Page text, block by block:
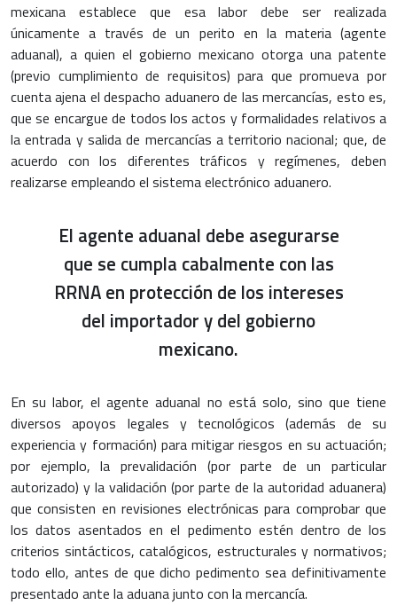
mexicana establece que esa labor debe ser realizada
únicamente a través de un perito en la materia (agente
aduanal), a quien el gobierno mexicano otorga una patente
(previo cumplimiento de requisitos) para que promueva por
cuenta ajena el despacho aduanero de las mercancías, esto es,
que se encargue de todos los actos y formalidades relativos a
la entrada y salida de mercancías a territorio nacional; que, de
acuerdo con los diferentes tráficos y regímenes, deben
realizarse empleando el sistema electrónico aduanero.
El agente aduanal debe asegurarse
que se cumpla cabalmente con las
RRNA en protección de los intereses
del importador y del gobierno
mexicano.
En su labor, el agente aduanal no está solo, sino que tiene
diversos apoyos legales y tecnológicos (además de su
experiencia y formación) para mitigar riesgos en su actuación;
por ejemplo, la prevalidación (por parte de un particular
autorizado) y la validación (por parte de la autoridad aduanera)
que consisten en revisiones electrónicas para comprobar que
los datos asentados en el pedimento estén dentro de los
criterios sintácticos, catalógicos, estructurales y normativos;
todo ello, antes de que dicho pedimento sea definitivamente
presentado ante la aduana junto con la mercancía.